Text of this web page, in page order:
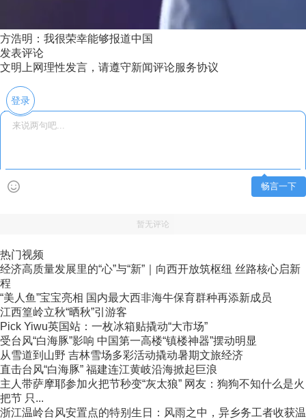
方浩明：我很荣幸能够报道中国
发表评论
文明上网理性发言，请遵守新闻评论服务协议
登录
畅言一下
暂无评论
热门视频
经济高质量发展里的“心”与“新”｜向西开放筑枢纽 丝路核心启新
程
“美人鱼”宝宝亮相 国内最大西非海牛保育群种再添新成员
江西篁岭立秋“晒秋”引游客
Pick Yiwu英国站：一枚冰箱贴撬动“大市场”
受台风“白海豚”影响 中国第一高楼“镇楼神器”摆动明显
从雪道到山野 吉林雪场多彩活动撬动暑期文旅经济
直击台风“白海豚” 福建连江黄岐沿海掀起巨浪
主人带萨摩耶参加火把节秒变“灰太狼” 网友：狗狗不知什么是火
把节 只...
浙江温岭台风安置点的特别生日：风雨之中，异乡务工者收获温